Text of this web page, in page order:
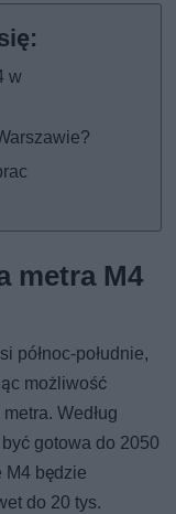
w
metra M4
północ-południe,
możliwość
Według
gotowa do 2050
M4 będzie
do 20 tys.